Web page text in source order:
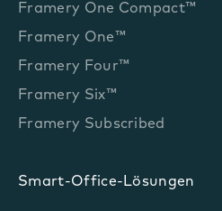
Framery One Compact™
Framery One™
Framery Four™
Framery Six™
Framery Subscribed
Smart-Office-Lösungen